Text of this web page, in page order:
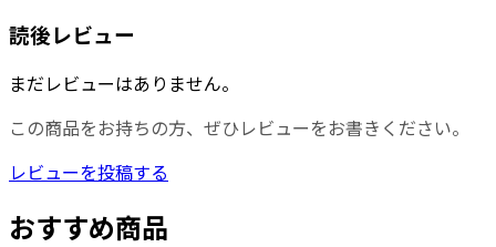
読後レビュー
まだレビューはありません。
この商品をお持ちの方、ぜひレビューをお書きください。
レビューを投稿する
おすすめ商品